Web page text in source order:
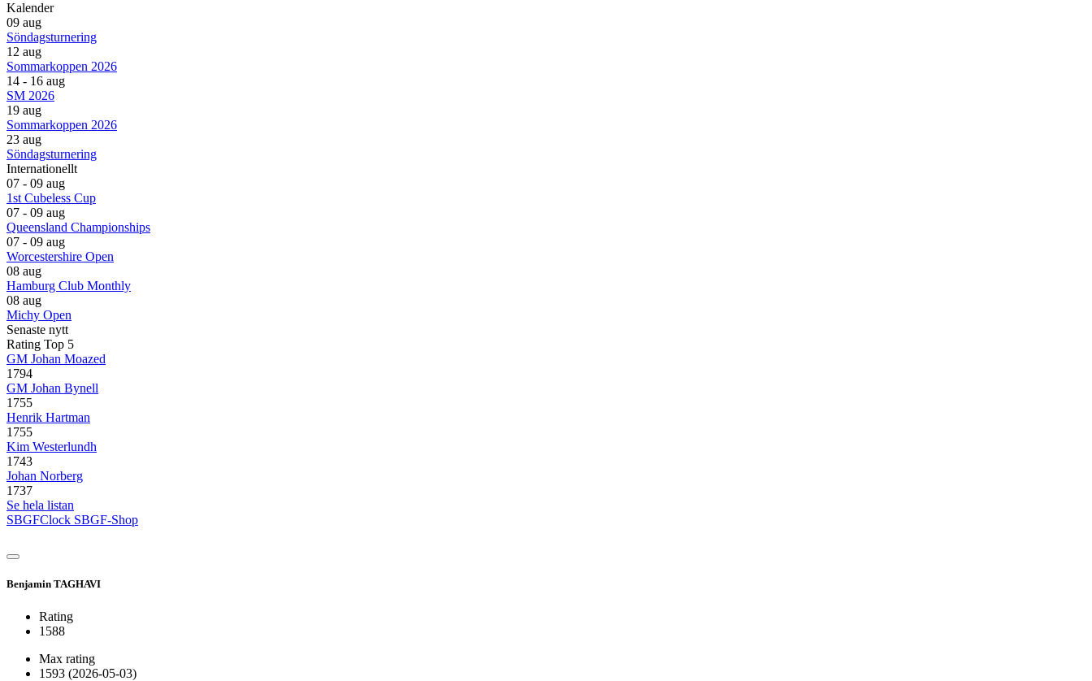
Kalender
09 aug
Söndagsturnering
12 aug
Sommarkoppen 2026
14 - 16 aug
SM 2026
19 aug
Sommarkoppen 2026
23 aug
Söndagsturnering
Internationellt
07 - 09 aug
1st Cubeless Cup
07 - 09 aug
Queensland Championships
07 - 09 aug
Worcestershire Open
08 aug
Hamburg Club Monthly
08 aug
Michy Open
Senaste nytt
Rating Top 5
GM Johan Moazed
1794
GM Johan Bynell
1755
Henrik Hartman
1755
Kim Westerlundh
1743
Johan Norberg
1737
Se hela listan
SBGFClock SBGF-Shop
Benjamin TAGHAVI
Rating
1588
Max rating
1593 (2026-05-03)